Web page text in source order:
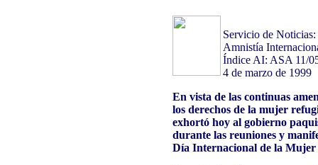
Servicio de
Amnistía
Índice AI: ASA 11/
4 de marzo de 1999
En vista de las continuas
los derechos de la mujer
exhortó hoy al gobierno
durante las reuniones y
Día Internacional de la Mujer